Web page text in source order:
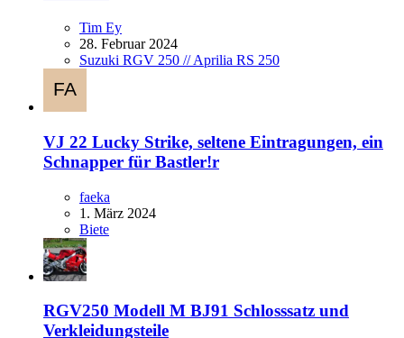
Tim Ey
28. Februar 2024
Suzuki RGV 250 // Aprilia RS 250
VJ 22 Lucky Strike, seltene Eintragungen, ein
Schnapper für Bastler!r
faeka
1. März 2024
Biete
RGV250 Modell M BJ91 Schlosssatz und
Verkleidungsteile